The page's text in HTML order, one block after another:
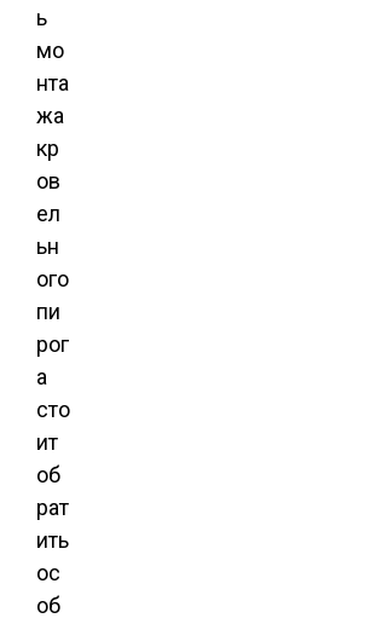
ь
мо
нта
жа
кр
ов
ел
ьн
ого
пи
рог
а
сто
ит
об
рат
ить
ос
об